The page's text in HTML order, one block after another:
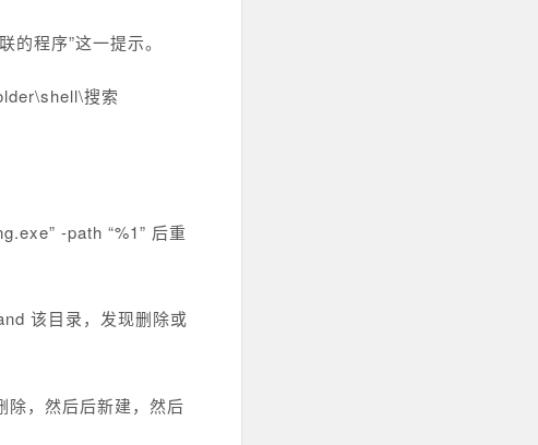
程序”这一提示。
搜索
-path “%1” 后重
该目录，发现删除或
除，然后后新建，然后